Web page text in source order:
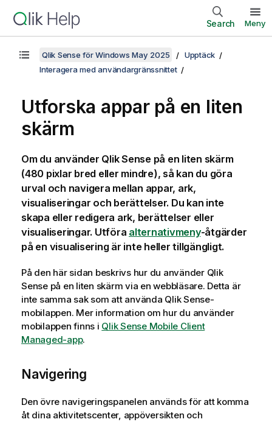
Search Meny
Qlik Sense för Windows May 2025
Upptäck
Interagera med användargränssnittet
Utforska appar på en liten
skärm
Om du använder Qlik Sensepå en liten skärm
(480 pixlar bred eller mindre), så kan du göra
urval och navigera mellan appar, ark,
visualiseringar och berättelser. Du kan inte
skapa eller redigera ark, berättelser eller
visualiseringar. Utföra alternativmeny-åtgärder
på en visualisering är inte heller tillgängligt.
På den här sidan beskrivs hur du använder Qlik
Sensepå en liten skärm via en webbläsare. Detta är
inte samma sak som att använda Qlik Sense-
mobilappen. Mer information om hur du använder
mobilappen finns i Qlik Sense Mobile Client
Managed-app.
Navigering
Den övre navigeringspanelen används för att komma
åt dina aktivitetscenter, appöversikten och